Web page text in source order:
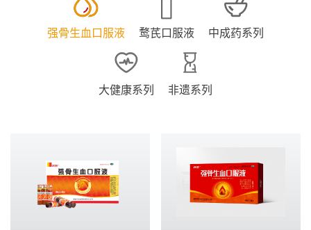
强骨生血口服液 鹜芪口服液 中成药系列
大健康系列 非遗系列